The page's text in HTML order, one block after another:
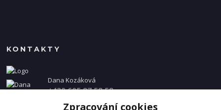
KONTAKTY
Dana Kozáková
+420 605 87 58 58
Zpracování cookies